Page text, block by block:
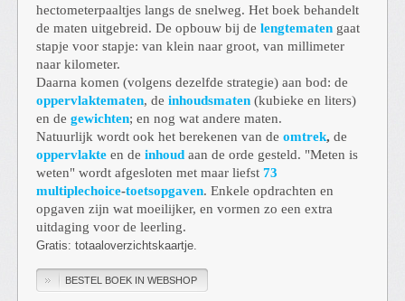
hectometerpaaltjes langs de snelweg. Het boek behandelt
de maten uitgebreid. De opbouw bij de lengtematen gaat
stapje voor stapje: van klein naar groot, van millimeter
naar kilometer.
Daarna komen (volgens dezelfde strategie) aan bod: de
oppervlaktematen, de inhoudsmaten (kubieke en liters)
en de gewichten; en nog wat andere maten.
Natuurlijk wordt ook het berekenen van de omtrek, de
oppervlakte en de inhoud aan de orde gesteld. "Meten is
weten" wordt afgesloten met maar liefst 73
multiplechoice-toetsopgaven. Enkele opdrachten en
opgaven zijn wat moeilijker, en vormen zo een extra
uitdaging voor de leerling.
Gratis: totaaloverzichtskaartje.
BESTEL BOEK IN WEBSHOP